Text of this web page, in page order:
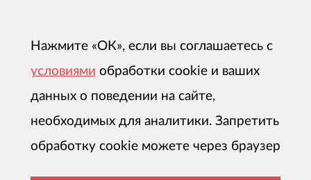
Нажмите «ОК», если вы соглашаетесь с
условиями обработки cookie и ваших
данных о поведении на сайте,
необходимых для аналитики. Запретить
обработку cookie можете через браузер